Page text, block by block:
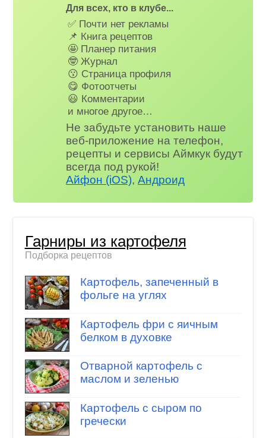
Для всех, кто в клубе...
✅ Почти нет рекламы
📌 Книга рецептов
🤩 Планер питания
🤓 Журнал
😗 Страница профиля
😋 Фотоотчеты
😃 Комментарии
и многое другое…
Не забудьте установить наше
веб-приложение на телефон,
рецепты и сервисы Аймкук будут
всегда под рукой!
Айфон (iOS),Андроид
Гарниры из картофеля
Подборка рецептов
Картофель, запеченный в
фольге на углях
Картофель фри с яичным
белком в духовке
Отварной картофель с
маслом и зеленью
Картофель с сыром по
гречески